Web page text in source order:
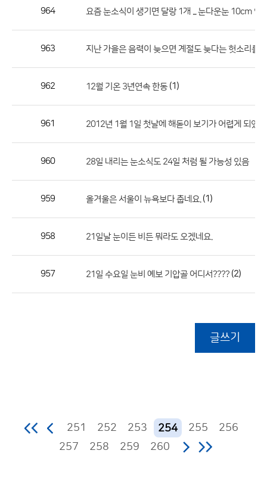
록
공
964 요즘 눈소식이 생기면 달랑 1개 ... 눈다운눈 10cm 언
963 지난 가을은 음력이 늦으면 계절도 늦다는 헛소리를
962 12월 기온 3년연속 한동 (1)
961 2012년 1월 1일 첫날에 해돋이 보기가 어렵게 되었네
960 28일 내리는 눈소식도 24일 처럼 될 가능성 있음
959 올겨울은 서울이 뉴욕보다 춥네요. (1)
958 21일날 눈이든 비든 뭐라도 오겠네요.
957 21일 수요일 눈비 예보 기압골 어디서???? (2)
글쓰기
251 252 253 254 255
256
257
258 259 260